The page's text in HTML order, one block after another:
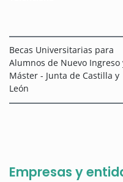
Becas Universitarias para
Alumnos de Nuevo Ingreso
Máster - Junta de Castilla y
León
Empresas y